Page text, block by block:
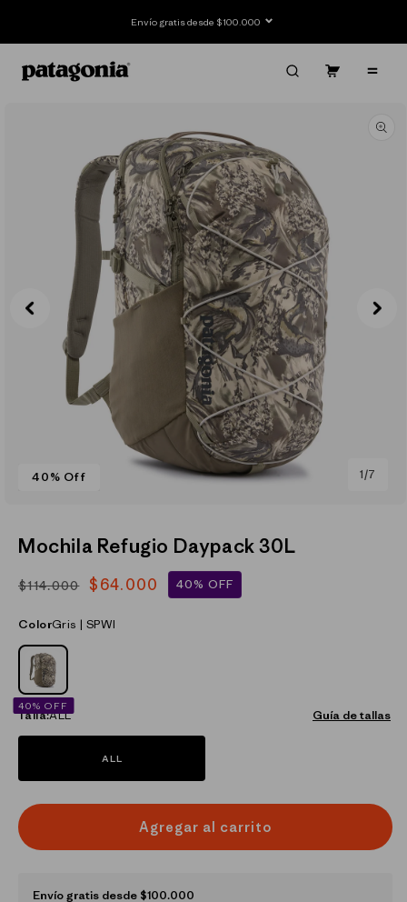
Envío gratis desde $100.000
Carrito
del producto
40% Off
multimedia
una
ventana
1/de
7
Mochila Refugio Daypack 30L
Precio
$114.000
Precio
oferta
$64.000 40% OFF
ColorGris | SPWI
GRIS_(SPWI)
40% OFF
Talla:ALL Guía de tallas
ALL
Agregar al carrito
Envío gratis desde $100.000